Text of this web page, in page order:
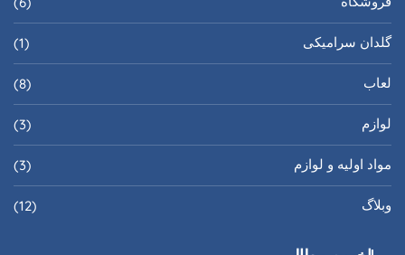
گلدان سرامیکی (1)
لعاب (8)
لوازم (3)
مواد اولیه و لوازم (3)
وبلاگ (12)